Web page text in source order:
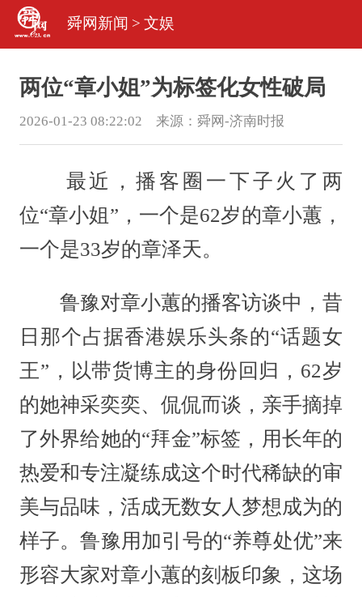
舜网新闻 > 文娱
两位“章小姐”为标签化女性破局
2026-01-23 08:22:02 来源： 舜网-济南时报
最近，播客圈一下子火了两
位“章小姐”，一个是62岁的章小蕙，
一个是33岁的章泽天。
鲁豫对章小蕙的播客访谈中，昔
日那个占据香港娱乐头条的“话题女
王”，以带货博主的身份回归，62岁
的她神采奕奕、侃侃而谈，亲手摘掉
了外界给她的“拜金”标签，用长年的
热爱和专注凝练成这个时代稀缺的审
美与品味，活成无数女人梦想成为的
样子。鲁豫用加引号的“养尊处优”来
形容大家对章小蕙的刻板印象，这场